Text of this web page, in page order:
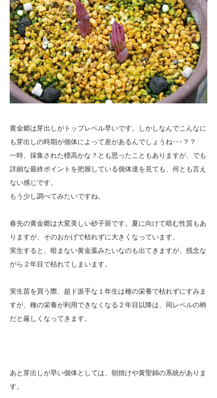
黄金郷は芽出しがトップレベル早いです。しかしなんでこんなに
も芽出しの時期が個体によって差があるんでしょうね･･･？？
一時、採集された標高かな？とも思ったこともありますが、でも
詳細な最終ポイントを把握している個体達を見ても、何とも言え
ない感じです。
もう少し調べてみたいですね。
春先の黄金郷は大変美しい砂子斑です。夏に向けて暗む性質もあ
りますが、そのおかげで枯れずに大きくなっています。
実生すると、暗まない黄金葉みたいなのも出てきますが、残念な
がら２年目で枯れてしまいます。
実生苗を買う際、超ド派手な１年生は種の栄養で枯れずにすみま
すが、種の栄養が利用できなくなる２年目以降は、同レベルの柄
だと厳しくなってきます。
あと芽出しが早い個体としては、朝焼けや黄聖錦の系統がありま
す。